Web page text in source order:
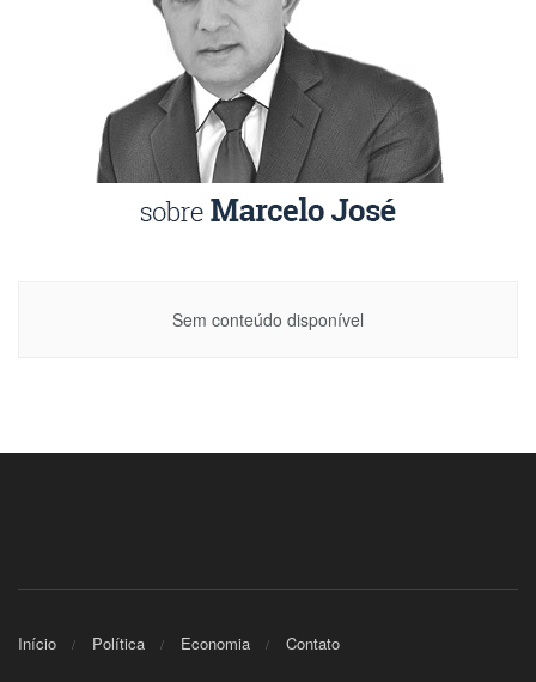
Sem conteúdo disponível
Início Política Economia Contato